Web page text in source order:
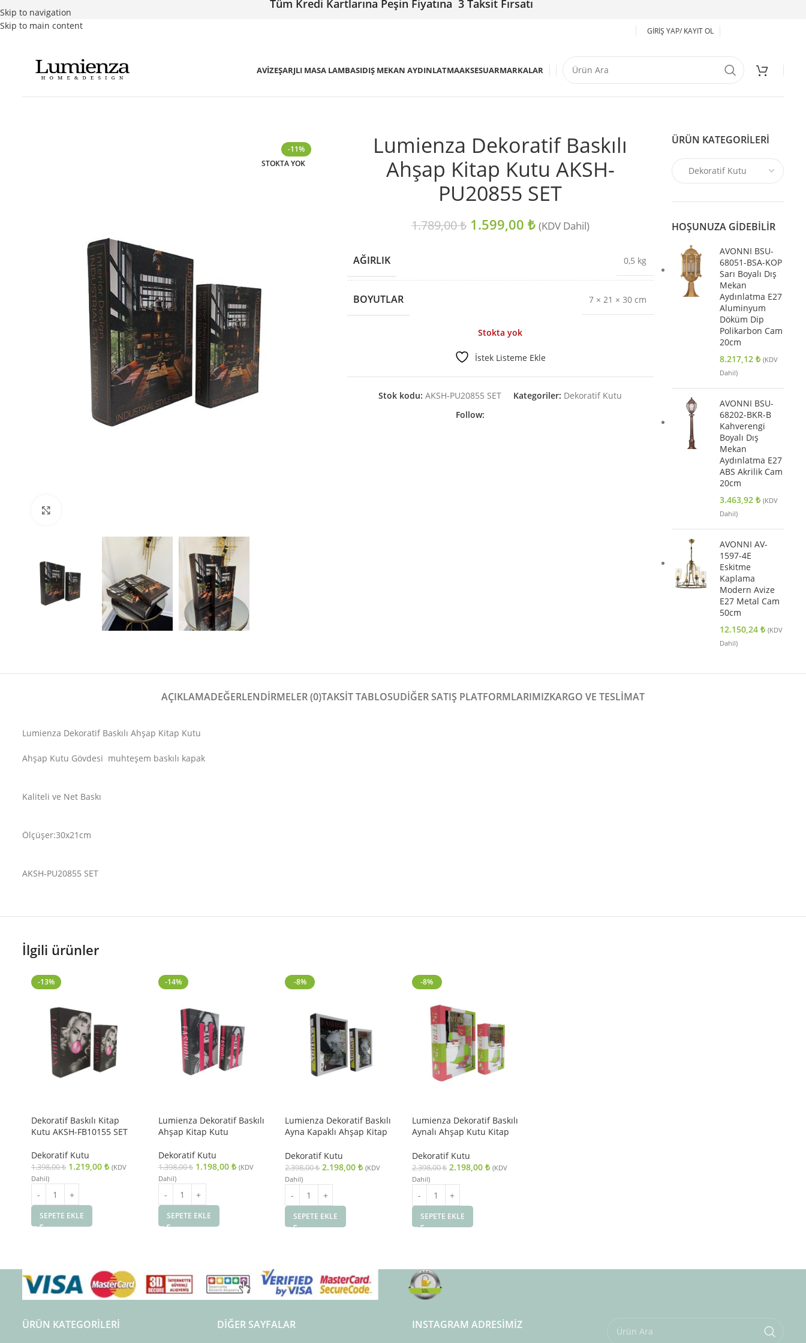
Skip to navigation
Skip to main content
Tüm Kredi Kartlarına Peşin Fiyatına 3 Taksit Fırsatı
GIRIŞ YAP/ KAYIT OL
AVIZEŞARJLI MASA LAMBASIDIŞ MEKAN AYDINLATMAAKSESUARMARKALAR
-11%
STOKTA YOK
Lumienza Dekoratif Baskılı
Ahşap Kitap Kutu AKSH-
PU20855 SET
1.789,00₺ 1.599,00 ₺ (KDV Dahil)
AĞIRLIK 0,5 kg
BOYUTLAR 7 × 21 × 30 cm
Stokta yok
İstek Listeme Ekle
Stok kodu:AKSH-PU20855 SET Kategoriler: Dekoratif Kutu
Follow:
ÜRÜN KATEGORILERI
HOŞUNUZA GIDEBILIR
AVONNI BSU-
68051-BSA-KOP
Sarı Boyalı Dış
Mekan
Aydınlatma E27
Aluminyum
Döküm Dip
Polikarbon Cam
20cm
8.217,12₺ (KDV
Dahil)
AVONNI BSU-
68202-BKR-B
Kahverengi
Boyalı Dış
Mekan
Aydınlatma E27
ABS Akrilik Cam
20cm
3.463,92₺ (KDV
Dahil)
AVONNI AV-
1597-4E
Eskitme
Kaplama
Modern Avize
E27 Metal Cam
50cm
12.150,24₺ (KDV
Dahil)
AÇIKLAMADEĞERLENDIRMELER (0)TAKSİT TABLOSUDIĞER SATIŞ PLATFORMLARIMIZKARGO VE TESLIMAT
Lumienza Dekoratif Baskılı Ahşap Kitap Kutu
Ahşap Kutu Gövdesi muhteşem baskılı kapak
Kaliteli ve Net Baskı
Ölçüşer:30x21cm
AKSH-PU20855 SET
İlgili ürünler
-13%
Dekoratif Baskılı Kitap
Kutu AKSH-FB10155 SET
Dekoratif Kutu
1.398,00₺ 1.219,00 ₺ (KDV
Dahil)
SEPETE EKLE
-14%
Lumienza Dekoratif Baskılı
Ahşap Kitap Kutu
Dekoratif Kutu
1.398,00₺ 1.198,00 ₺ (KDV
Dahil)
SEPETE EKLE
-8%
Lumienza Dekoratif Baskılı
Ayna Kapaklı Ahşap Kitap
Dekoratif Kutu
2.398,00₺ 2.198,00₺ (KDV
Dahil)
SEPETE EKLE
-8%
Lumienza Dekoratif Baskılı
Aynalı Ahşap Kutu Kitap
Dekoratif Kutu
2.398,00₺ 2.198,00 ₺ (KDV
Dahil)
SEPETE EKLE
ÜRÜN KATEGORILERI DIĞER SAYFALAR INSTAGRAM ADRESIMIZ